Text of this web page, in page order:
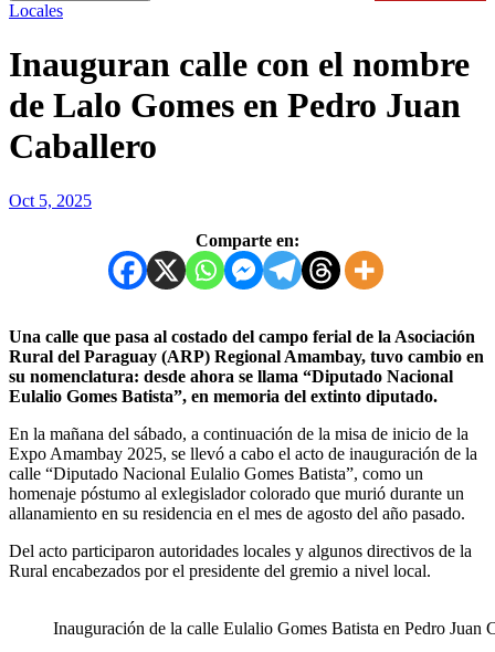
Locales
Inauguran calle con el nombre
de Lalo Gomes en Pedro Juan
Caballero
Oct 5, 2025
Comparte en:
Una calle que pasa al costado del campo ferial de la Asociación
Rural del Paraguay (ARP) Regional Amambay, tuvo cambio en
su nomenclatura: desde ahora se llama “Diputado Nacional
Eulalio Gomes Batista”, en memoria del extinto diputado.
En la mañana del sábado, a continuación de la misa de inicio de la
Expo Amambay 2025, se llevó a cabo el acto de inauguración de la
calle “Diputado Nacional Eulalio Gomes Batista”, como un
homenaje póstumo al exlegislador colorado que murió durante un
allanamiento en su residencia en el mes de agosto del año pasado.
Del acto participaron autoridades locales y algunos directivos de la
Rural encabezados por el presidente del gremio a nivel local.
Inauguración de la calle Eulalio Gomes Batista en Pedro Juan